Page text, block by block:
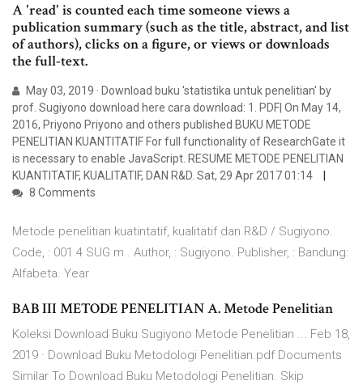
A 'read' is counted each time someone views a
publication summary (such as the title, abstract, and list
of authors), clicks on a figure, or views or downloads
the full-text.
May 03, 2019 · Download buku 'statistika untuk penelitian' by
prof. Sugiyono download here cara download: 1. PDF| On May 14,
2016, Priyono Priyono and others published BUKU METODE
PENELITIAN KUANTITATIF For full functionality of ResearchGate it
is necessary to enable JavaScript. RESUME METODE PENELITIAN
KUANTITATIF, KUALITATIF, DAN R&D. Sat, 29 Apr 2017 01:14
8 Comments
Metode penelitian kuatintatif, kualitatif dan R&D / Sugiyono.
Code, : 001.4 SUG m . Author, : Sugiyono. Publisher, : Bandung:
Alfabeta. Year
BAB III METODE PENELITIAN A. Metode Penelitian
Koleksi Download Buku Sugiyono Metode Penelitian ... Feb 18,
2019 · Download Buku Metodologi Penelitian.pdf Documents
Similar To Download Buku Metodologi Penelitian. Skip